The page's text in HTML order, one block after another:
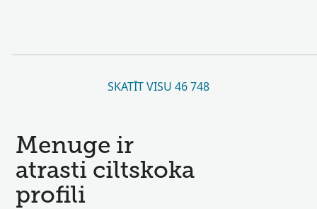
SKATĪT VISU 46 748
Menuge ir
atrasti ciltskoka
profili